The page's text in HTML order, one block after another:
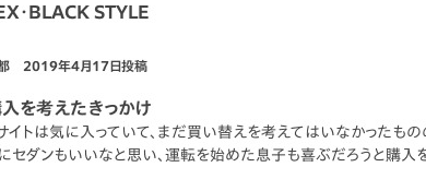
・BLACK STYLE
2019年4月17日投稿
を考えたきっかけ
イトは気に入っていて、まだ買い替えを考えてはいなかったも
セダンもいいなと思い、運転を始めた息子も喜ぶだろうと購入